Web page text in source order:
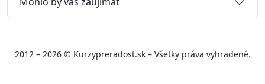
2012 – 2026 © Kurzypreradost.sk – Všetky práva vyhradené.